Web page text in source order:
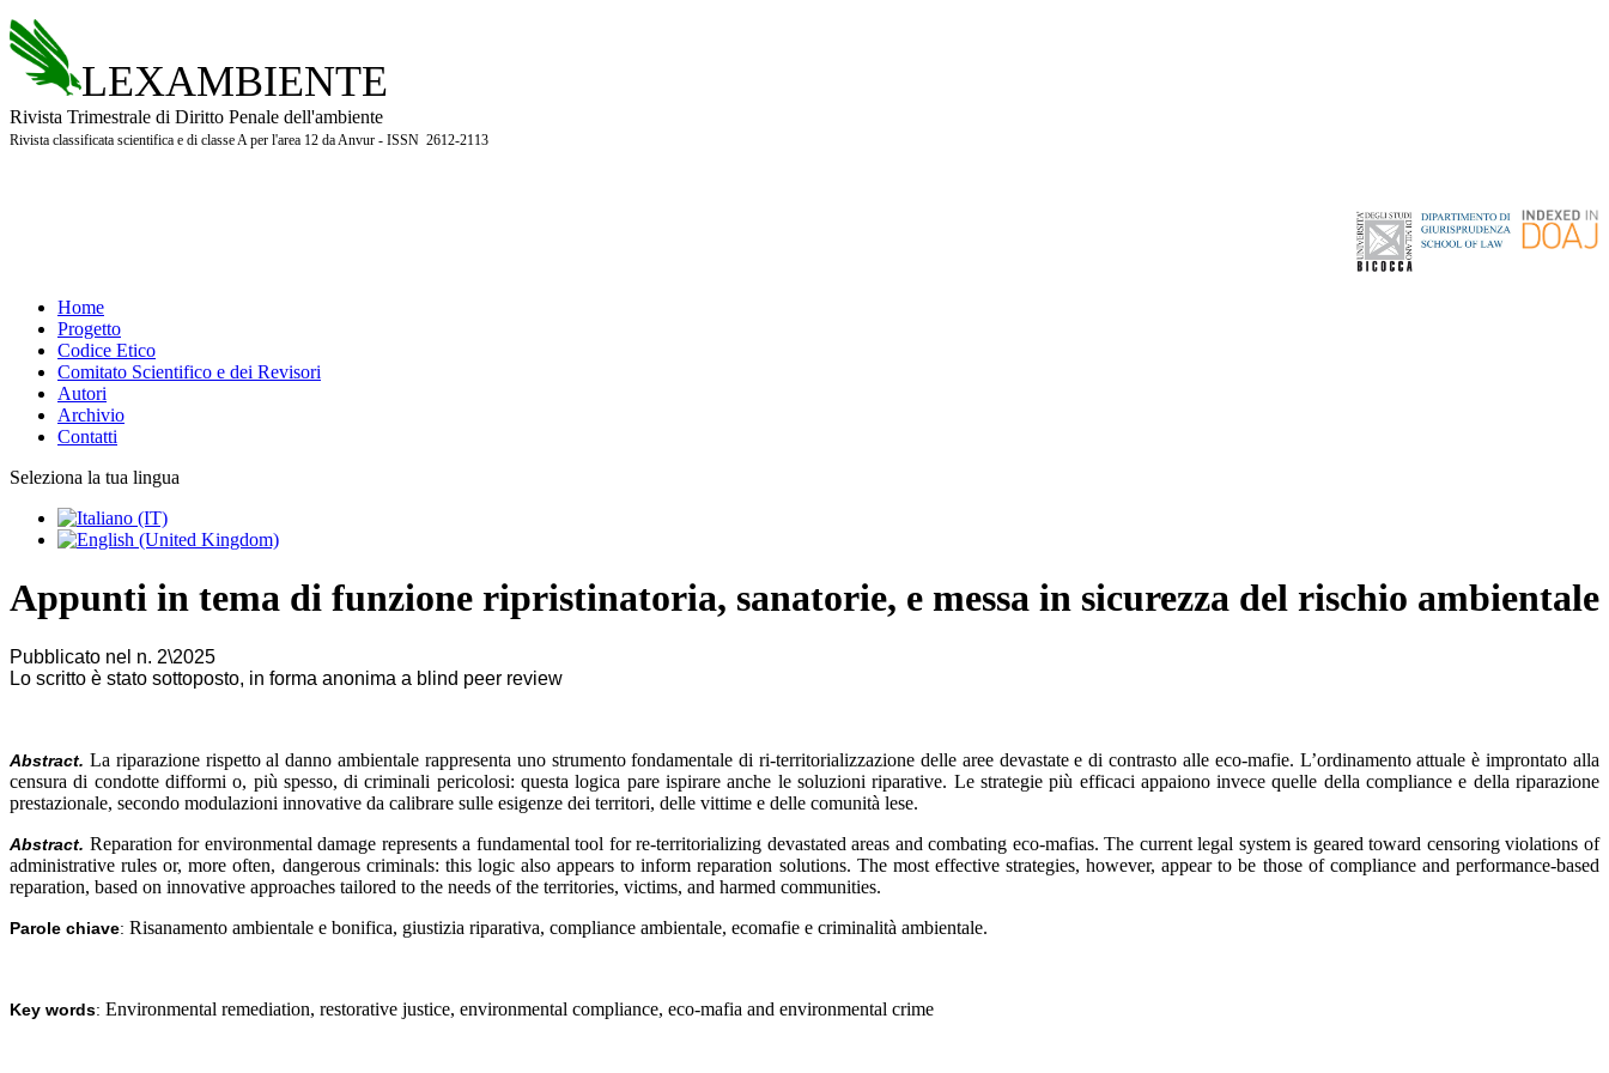
LEXAMBIENTE
Rivista Trimestrale di Diritto Penale dell'ambiente
Rivista classificata scientifica e di classe A per l'area 12 da Anvur - ISSN 2612-2113
Home
Progetto
Codice Etico
Comitato Scientifico e dei Revisori
Autori
Archivio
Contatti
Seleziona la tua lingua
Appunti in tema di funzione ripristinatoria, sanatorie, e messa in sicurezza del rischio ambientale
Pubblicato nel n. 2\2025
Lo scritto è stato sottoposto, in forma anonima a blind peer review
Abstract. La riparazione rispetto al danno ambientale rappresenta uno strumento fondamentale di ri-territorializzazione delle aree devastate e di contrasto alle eco-mafie. L’ordinamento attuale è improntato alla
censura di condotte difformi o, più spesso, di criminali pericolosi: questa logica pare ispirare anche le soluzioni riparative. Le strategie più efficaci appaiono invece quelle della compliance e della riparazione
prestazionale, secondo modulazioni innovative da calibrare sulle esigenze dei territori, delle vittime e delle comunità lese.
Abstract. Reparation for environmental damage represents a fundamental tool for re-territorializing devastated areas and combating eco-mafias. The current legal system is geared toward censoring violations of
administrative rules or, more often, dangerous criminals: this logic also appears to inform reparation solutions. The most effective strategies, however, appear to be those of compliance and performance-based
reparation, based on innovative approaches tailored to the needs of the territories, victims, and harmed communities.
Parole chiave: Risanamento ambientale e bonifica, giustizia riparativa, compliance ambientale, ecomafie e criminalità ambientale.
Key words: Environmental remediation, restorative justice, environmental compliance, eco-mafia and environmental crime